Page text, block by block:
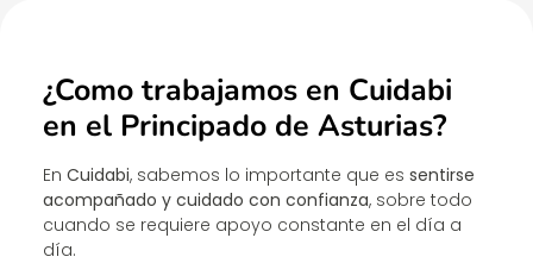
¿Como trabajamos en Cuidabi
en el Principado de Asturias?
En Cuidabi, sabemos lo importante que es sentirse
acompañado y cuidado con confianza, sobre todo
cuando se requiere apoyo constante en el día a
día.